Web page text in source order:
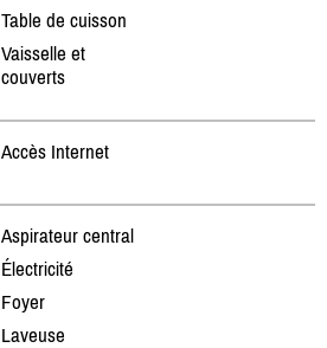
Table de cuisson
Vaisselle et
couverts
Accès Internet
Aspirateur central
Électricité
Foyer
Laveuse